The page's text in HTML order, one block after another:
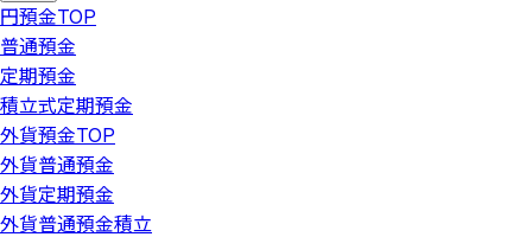
円預金TOP
普通預金
定期預金
積立式定期預金
外貨預金TOP
外貨普通預金
外貨定期預金
外貨普通預金積立